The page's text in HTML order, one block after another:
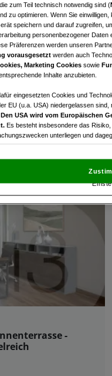
-
zum Teil technisch notwendig sind (
zu optimieren. Wenn Sie
speichern und darauf zugreifen,
personenbezogener
Präferenzen werden unseren
vorausgesetzt werden auch
Marketing Cookies sowie
Inhalte anzubieten.
eingesetzten Cookies und
EU (u.a. USA) niedergelassen
Den USA wird vom Europäischen
Es besteht insbesondere das
unterliegen und
gegen die Verarbeitung auf der
die sich auf jeder Seite
unsere Partner
genauer Standortdaten.
auf einem Endgerät.
von Inhalten,
(Lieferanten)